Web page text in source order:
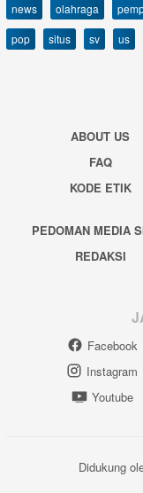
news
olahraga
pop
situs sv us
ABOUT US
FAQ
KODE ETIK
PEDOMAN MEDIA
REDAKSI
Facebook
Instagram
Youtube
Didukung